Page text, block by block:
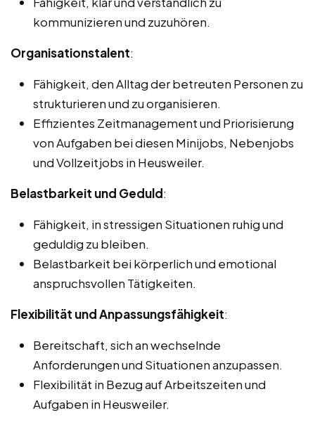
kommunizieren und zuzuhören.
Organisationstalent:
Fähigkeit, den Alltag der betreuten Personen zu
strukturieren und zu organisieren.
Effizientes Zeitmanagement und Priorisierung
von Aufgaben bei diesen Minijobs, Nebenjobs
und Vollzeitjobs in Heusweiler.
Belastbarkeit und Geduld:
Fähigkeit, in stressigen Situationen ruhig und
geduldig zu bleiben.
Belastbarkeit bei körperlich und emotional
anspruchsvollen Tätigkeiten.
Flexibilität und Anpassungsfähigkeit:
Bereitschaft, sich an wechselnde
Anforderungen und Situationen anzupassen.
Flexibilität in Bezug auf Arbeitszeiten und
Aufgaben in Heusweiler.